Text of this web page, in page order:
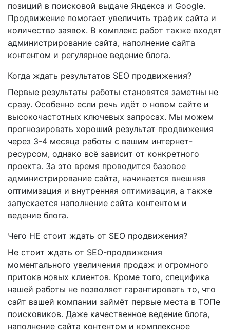
позиций в поисковой выдаче Яндекса и Google.
Продвижение помогает увеличить трафик сайта и
количество заявок. В комплекс работ также входят
администрирование сайта, наполнение сайта
контентом и регулярное ведение блога.
Когда ждать результатов SEO продвижения?
Первые результаты работы становятся заметны не
сразу. Особенно если речь идёт о новом сайте и
высокочастотных ключевых запросах. Мы можем
прогнозировать хороший результат продвижения
через 3-4 месяца работы с вашим интернет-
ресурсом, однако всё зависит от конкретного
проекта. За это время проводится базовое
администрирование сайта, начинается внешняя
оптимизация и внутренняя оптимизация, а также
запускается наполнение сайта контентом и
ведение блога.
Чего НЕ стоит ждать от SEO продвижения?
Не стоит ждать от SEO-продвижения
моментального увеличения продаж и огромного
притока новых клиентов. Кроме того, специфика
нашей работы не позволяет гарантировать то, что
сайт вашей компании займёт первые места в ТОПе
поисковиков. Даже качественное ведение блога,
наполнение сайта контентом и комплексное